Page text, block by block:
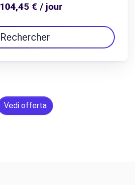
104,45 € / jour
Rechercher
Vedi offerta